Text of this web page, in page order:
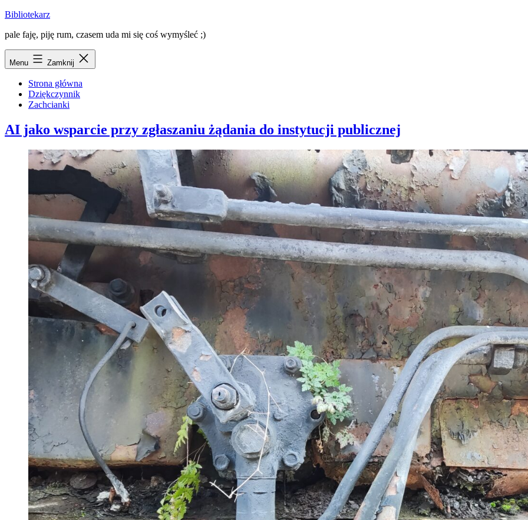
Przejdź
treści
Bibliotekarz
pale faję, piję rum, czasem uda mi się coś wymyśleć ;)
Menu Zamknij
Strona główna
Dziękczynnik
Zachcianki
AI jako wsparcie przy zgłaszaniu żądania do instytucji publicznej